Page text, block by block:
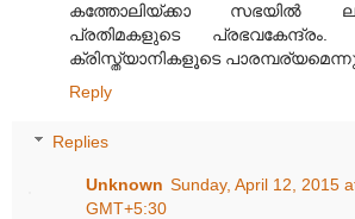
കത്തോലിയ്ക്കാ സഭയിൽ
പ്രതിമകളുടെ
ക്രിസ്ത്യാനികളൂടെ
Reply
Replies
Unknown Sunday, April 12, 2015
GMT+5:30